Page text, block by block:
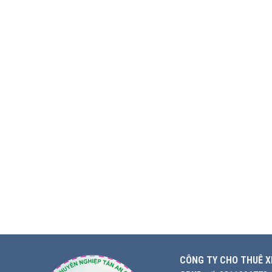
CÔNG TY CHO THUÊ